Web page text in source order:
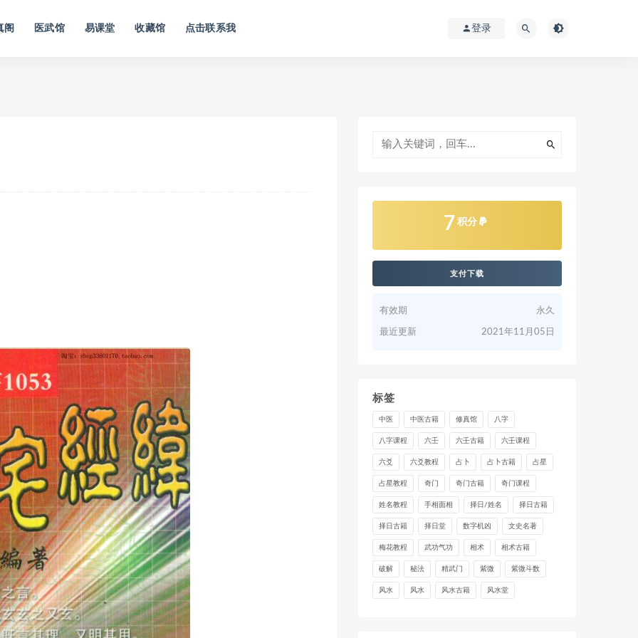
阁 医武馆 易课堂 收藏馆 点击联系我 登录
7 积分
支付下载
有效期 永久
最近更新 2021年11月05日
标签
中医 中医古籍 修真馆 八字
八字课程 六壬 六壬古籍 六壬课程
六爻 六爻教程 占卜 占卜古籍 占星
占星教程 奇门 奇门古籍 奇门课程
姓名教程 手相面相 择日/姓名 择日古籍
择日古籍 择日堂 数字机凶 文史名著
梅花教程 武功气功 相术 相术古籍
破解 秘法 精武门 紫微 紫微斗数
风水 风水 风水古籍 风水堂